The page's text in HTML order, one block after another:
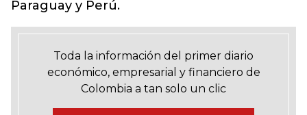
Paraguay y Perú.
Toda la información del primer diario
económico, empresarial y financiero de
Colombia a tan solo un clic